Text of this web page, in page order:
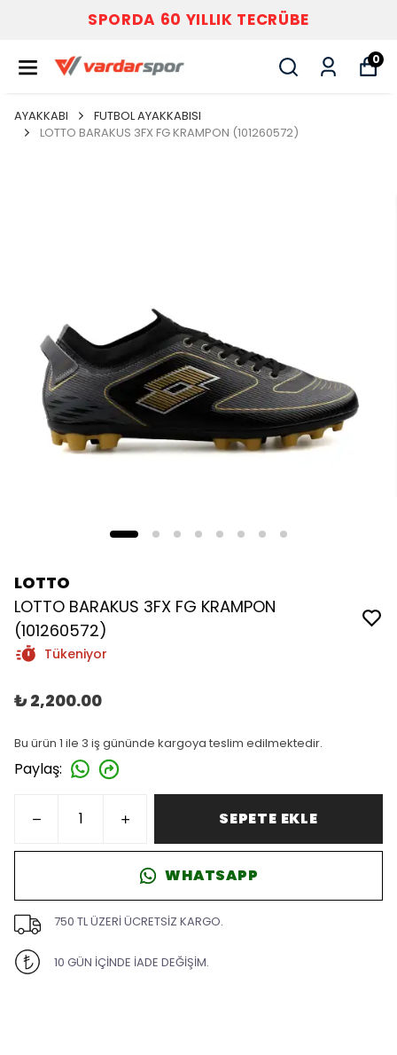
VARDAR SPOR
0
AYAKKABI
FUTBOL AYAKKABISI
LOTTO BARAKUS 3FX FG KRAMPON (101260572)
LOTTO
LOTTO BARAKUS 3FX FG KRAMPON
(101260572)
Tükeniyor
₺ 2,200.00
Bu ürün 1 ile 3 iş gününde kargoya teslim edilmektedir.
Paylaş:
SEPETE EKLE
WHATSAPP
750 TL ÜZERİ ÜCRETSİZ KARGO.
10 GÜN İÇİNDE İADE DEĞİŞİM.